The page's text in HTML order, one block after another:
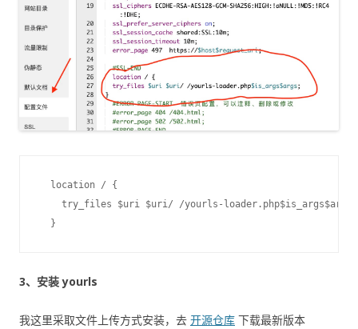
  location / {
    try_files $uri $uri/ /yourls-loader.php$is_args$args;
3、安装 yourls
我这里采取文件上传方式安装，去 开源仓库 下载最新版本